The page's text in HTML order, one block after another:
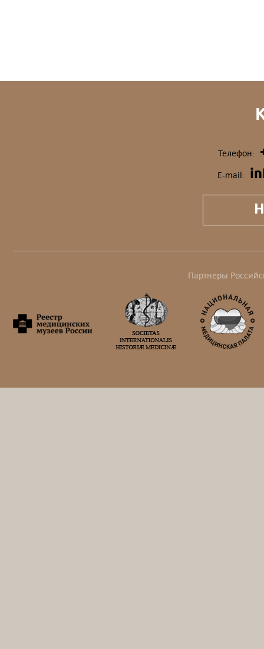
Телефон:
E-mail:
Партнеры